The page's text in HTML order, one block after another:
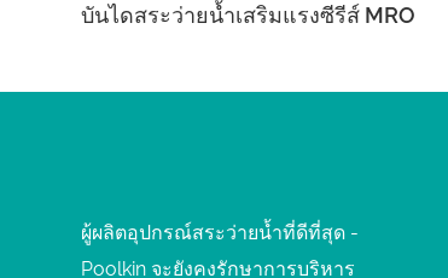
บันไดสระว่ายน้ำเสริมแรงซีรีส์ MRO
ผู้ผลิตอุปกรณ์สระว่ายน้ำที่ดีที่สุด -
Poolkin จะยังคงรักษาการบริหาร